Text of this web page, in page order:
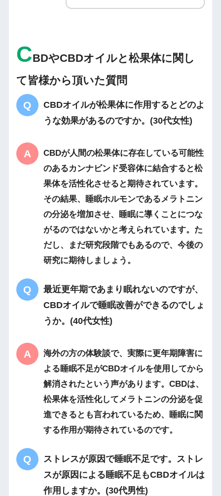
CBDやCBDオイルと松果体に関し
て皆様から頂いた質問
CBDオイルが松果体に作用するとどのよ
うな効果があるのですか。(30代女性)
CBDが人間の松果体に存在している可能性
のあるカンナビンド受容体に結合すると松
果体を活性化させると期待されています。
その結果、睡眠ホルモンであるメラトニン
の分泌を増加させ、睡眠に導くことにつな
がるのではないかと考えられています。た
だし、まだ研究段階でもあるので、今後の
研究に期待しましょう。
最近更年期であまり眠れないのですが、
CBDオイルで睡眠改善ができるのでしょ
うか。(40代女性)
海外の方の体験談で、実際に更年期障害に
よる睡眠不足がCBDオイルを使用してから
解消されたという声があります。CBDは、
松果体を活性化してメラトニンの分泌を促
進できるとも言われているため、睡眠に関
する作用が期待されているのです。
ストレスが原因で睡眠不足です。ストレ
スが原因による睡眠不足もCBDオイルは
作用しますか。(30代男性)